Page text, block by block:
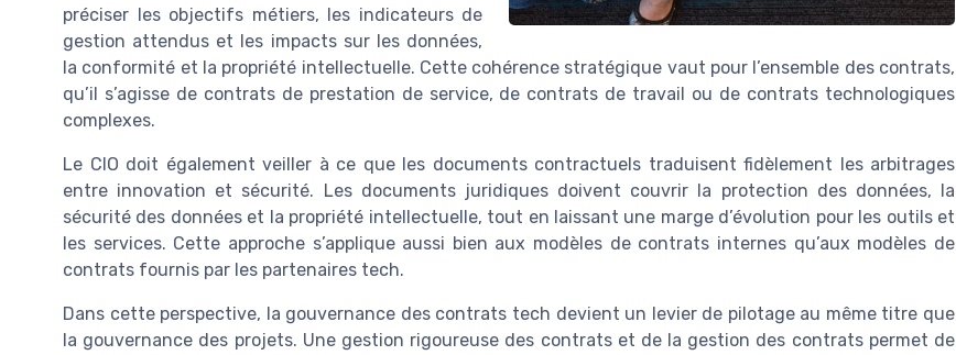
préciser les objectifs métiers, les indicateurs de
gestion attendus et les impacts sur les données,
la conformité et la propriété intellectuelle. Cette cohérence stratégique vaut pour l’ensemble des contrats,
qu’il s’agisse de contrats de prestation de service, de contrats de travail ou de contrats technologiques
complexes.
Le CIO doit également veiller à ce que les documents contractuels traduisent fidèlement les arbitrages
entre innovation et sécurité. Les documents juridiques doivent couvrir la protection des données, la
sécurité des données et la propriété intellectuelle, tout en laissant une marge d’évolution pour les outils et
les services. Cette approche s’applique aussi bien aux modèles de contrats internes qu’aux modèles de
contrats fournis par les partenaires tech.
Dans cette perspective, la gouvernance des contrats tech devient un levier de pilotage au même titre que
la gouvernance des projets. Une gestion rigoureuse des contrats et de la gestion des contrats permet de